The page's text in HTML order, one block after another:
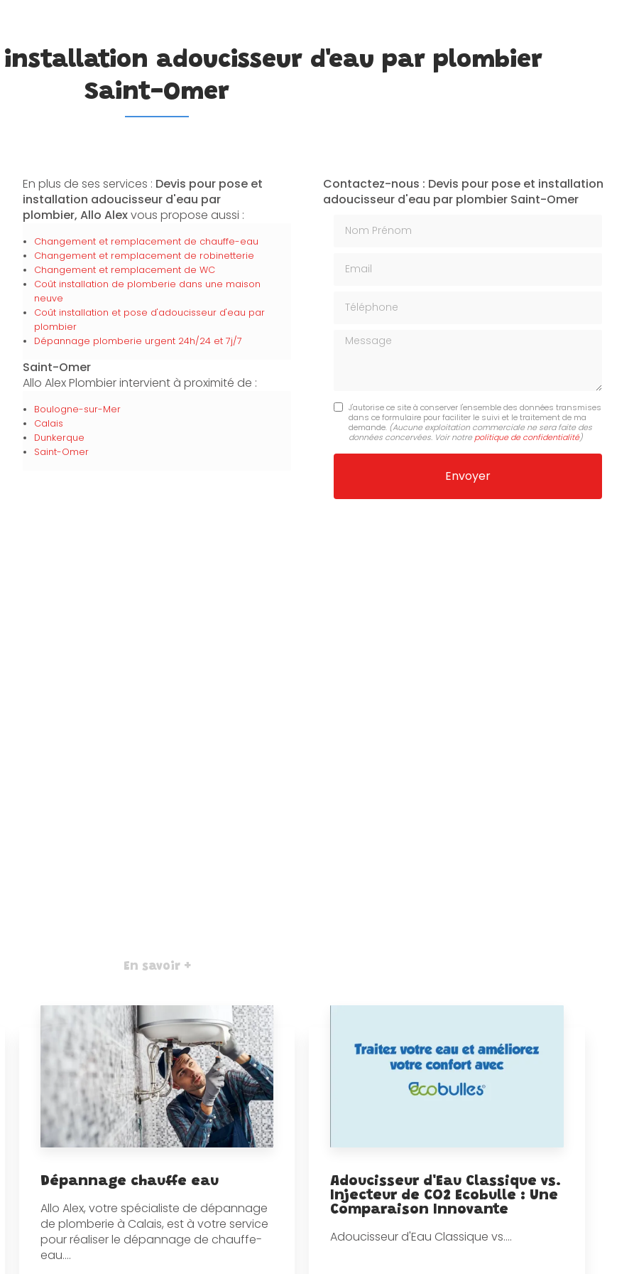
installation adoucisseur d'eau par plombier
Saint-Omer
En plus de ses services : Devis pour pose et
installation adoucisseur d'eau par
plombier, Allo Alexvous propose aussi :
Changement et remplacement de chauffe-eau
Changement et remplacement de robinetterie
Changement et remplacement de WC
Coût installation de plomberie dans une maison
neuve
Coût installation et pose d'adoucisseur d'eau par
plombier
Dépannage plomberie urgent 24h/24 et 7j/7
Saint-Omer
Allo Alex Plombier intervient à proximité de :
Boulogne-sur-Mer
Calais
Dunkerque
Saint-Omer
Contactez-nous : Devis pour pose et installation
adoucisseur d'eau par plombier Saint-Omer
Message
J'autorise ce site à conserver l'ensemble des données transmises
dans ce formulaire pour faciliter le suivi et le traitement de ma
demande. (Aucune exploitation commerciale ne sera faite des
données concervées. Voir notre politique de confidentialité)
En savoir +
Dépannage chauffe eau
Allo Alex, votre spécialiste de dépannage
de plomberie à Calais, est à votre service
pour réaliser le dépannage de chauffe-
eau....
Adoucisseur d'Eau Classique vs.
Injecteur de CO2 Ecobulle : Une
Comparaison Innovante
Adoucisseur d'Eau Classique vs....